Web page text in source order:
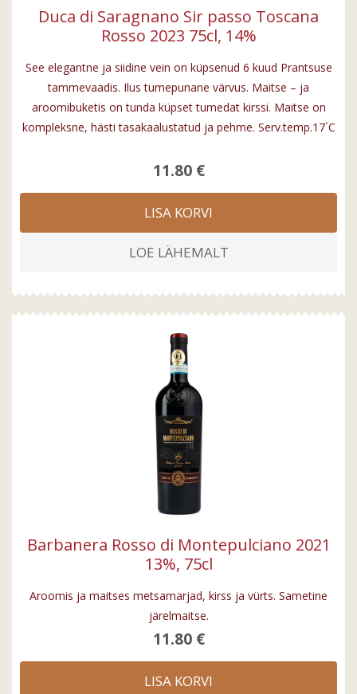
Duca di Saragnano Sir passo Toscana
Rosso 2023 75cl, 14%
See elegantne ja siidine vein on küpsenud 6 kuud Prantsuse
tammevaadis. Ilus tumepunane värvus. Maitse – ja
aroomibuketis on tunda küpset tumedat kirssi. Maitse on
kompleksne, hästi tasakaalustatud ja pehme. Serv.temp.17`C
11.80 €
LISA KORVI
LOE LÄHEMALT
Barbanera Rosso di Montepulciano 2021
13%, 75cl
Aroomis ja maitses metsamarjad, kirss ja vürts. Sametine
järelmaitse.
11.80 €
LISA KORVI